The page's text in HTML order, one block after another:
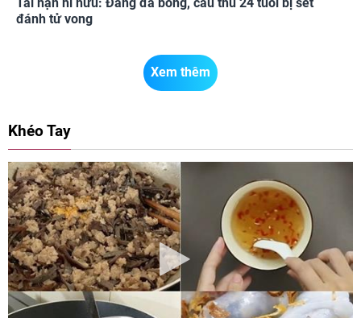
đánh tử vong
Xem thêm
Khéo Tay